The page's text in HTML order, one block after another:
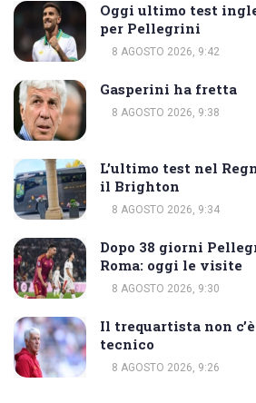
Oggi ultimo test
per Pellegrini
8 AGOSTO 2026, 9:42
Gasperini ha fretta
8 AGOSTO 2026, 9:38
L’ultimo test nel
il Brighton
8 AGOSTO 2026, 9:34
Dopo 38 giorni
Roma: oggi le visite
8 AGOSTO 2026, 9:30
Il trequartista non
tecnico
8 AGOSTO 2026, 9:26